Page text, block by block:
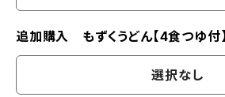
追加購入 もずくうどん【4食つゆ付】
選択なし